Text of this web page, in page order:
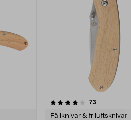
73
Fällknivar & friluftsknivar
3.5av 5 stjärnor